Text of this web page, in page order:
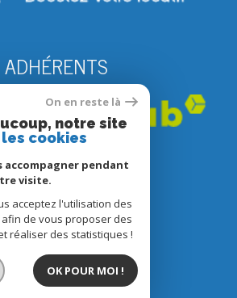
ADHÉRENTS
© 2022
Tous droits réservés
powered by Google
Nos honoraires
Mentions légales
Partenaires
On en reste là
notre site
cookies
accompagner pendant
visite.
acceptez l'utilisation des
de vous proposer des
réaliser des statistiques !
OK POUR MOI !